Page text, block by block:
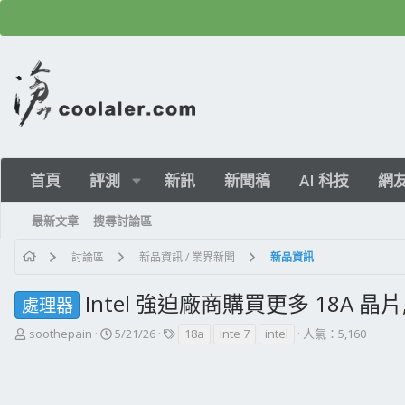
首頁 評測 新訊 新聞稿 AI 科技 網
最新文章 搜尋討論區
討論區 新品資訊 / 業界新聞 新品資訊
處理器 Intel 強迫廠商購買更多 18A 晶
主
soothepain
開
5/21/26
標18a inte 7 intel 人氣：5,160